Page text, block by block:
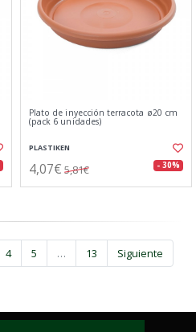
Plato de inyección terracota ø20 cm
(pack 6 unidades)
PLASTIKEN
4,07€ 5,81€ - 30%
4 5 … 13 Siguiente